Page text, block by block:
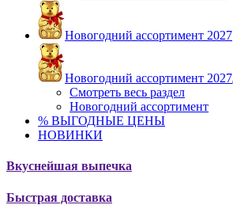
Новогодний ассортимент 2027
Новогодний ассортимент 2027
Смотреть весь раздел
Новогодний ассортимент
% ВЫГОДНЫЕ ЦЕНЫ
НОВИНКИ
Вкуснейшая выпечка
Быстрая доставка